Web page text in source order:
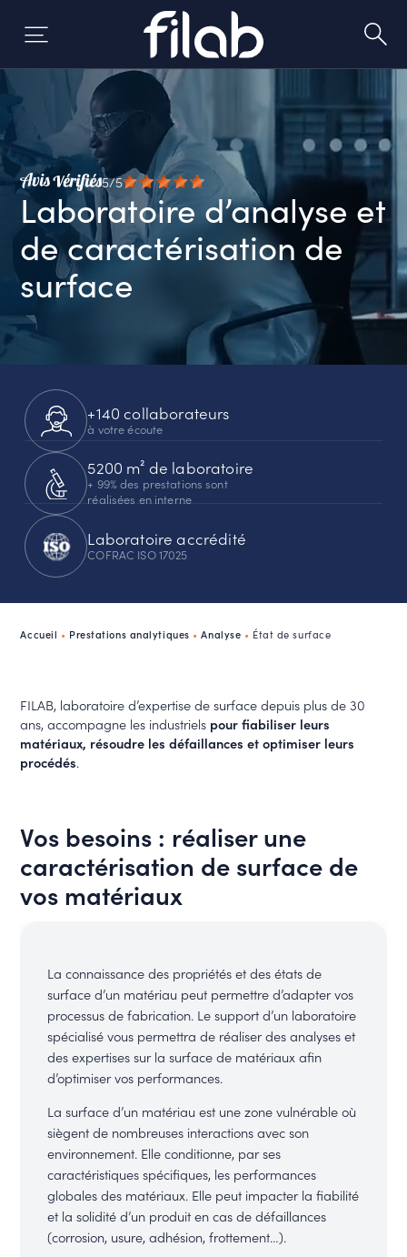
5/5
Laboratoire d’analyse et
de caractérisation de
surface
+140 collaborateurs
à votre écoute
5200 m² de laboratoire
+ 99% des prestations sont
réalisées en interne
Laboratoire accrédité
COFRAC ISO 17025
Accueil • Prestations analytiques •Analyse • État de surface
FILAB, laboratoire d’expertise de surface depuis plus de 30
ans, accompagne les industriels pour fiabiliser leurs
matériaux, résoudre les défaillances et optimiser leurs
procédés.
Vos besoins : réaliser une
caractérisation de surface de
vos matériaux
La connaissance des propriétés et des états de
surface d’un matériau peut permettre d’adapter vos
processus de fabrication. Le support d’un laboratoire
spécialisé vous permettra de réaliser des analyses et
des expertises sur la surface de matériaux afin
d’optimiser vos performances.
La surface d’un matériau est une zone vulnérable où
siègent de nombreuses interactions avec son
environnement. Elle conditionne, par ses
caractéristiques spécifiques, les performances
globales des matériaux. Elle peut impacter la fiabilité
et la solidité d’un produit en cas de défaillances
(corrosion, usure, adhésion, frottement…).